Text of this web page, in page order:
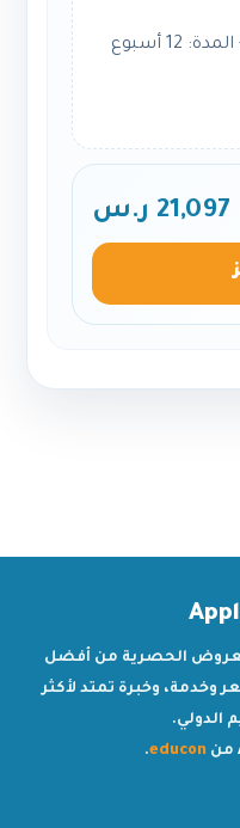
أسبوع
21,097 ر.س
الحصرية من أفضل
وخبرة تمتد لأكثر
الدولي.
من educon
.